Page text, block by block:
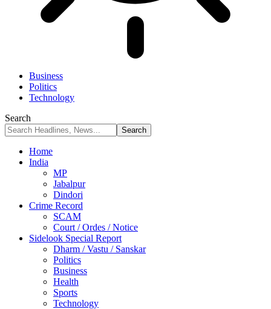
Business
Politics
Technology
Search
Home
India
MP
Jabalpur
Dindori
Crime Record
SCAM
Court / Ordes / Notice
Sidelook Special Report
Dharm / Vastu / Sanskar
Politics
Business
Health
Sports
Technology